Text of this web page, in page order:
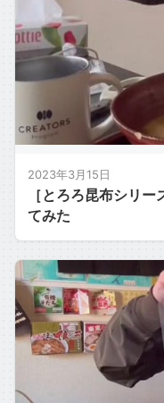
2023年3月15日
［とろろ昆布シリ
てみた